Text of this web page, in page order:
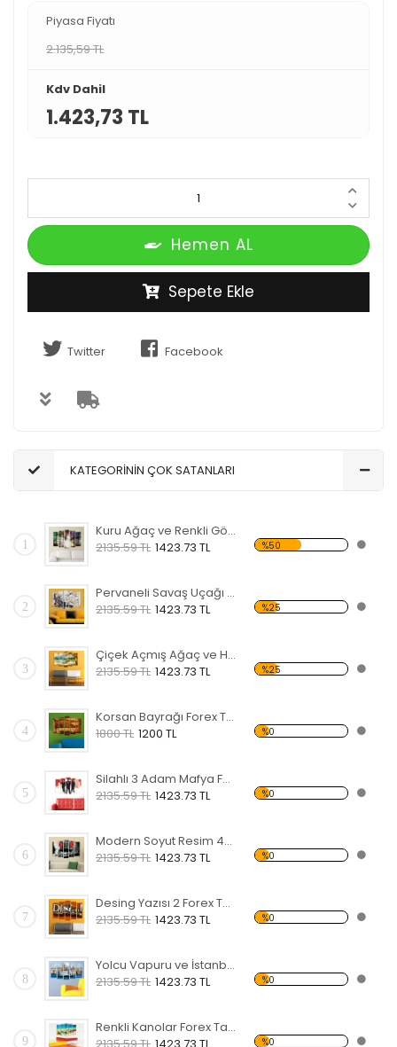
Piyasa Fiyatı
2.135,59 TL
Kdv Dahil
1.423,73 TL
Hemen AL
Sepete Ekle
Twitter Facebook
KATEGORİNİN ÇOK SATANLARI
1
Kuru Ağaç ve Renkli Gökyüzü Forex Tablo
2135.59 TL 1423.73 TL %50
2
Pervaneli Savaş Uçağı Forex Tablo
2135.59 TL 1423.73 TL %25
3
Çiçek Açmış Ağaç ve Hamak Forex Tablo
2135.59 TL 1423.73 TL %25
4
Korsan Bayrağı Forex Tablo
1800 TL 1200 TL %0
5
Silahlı 3 Adam Mafya Forex Tablo
2135.59 TL 1423.73 TL %0
6
Modern Soyut Resim 40 Forex Tablo
2135.59 TL 1423.73 TL %0
7
Desing Yazısı 2 Forex Tablo
2135.59 TL 1423.73 TL %0
8
Yolcu Vapuru ve İstanbul Forex Tablo
2135.59 TL 1423.73 TL %0
9
Renkli Kanolar Forex Tablo
%0